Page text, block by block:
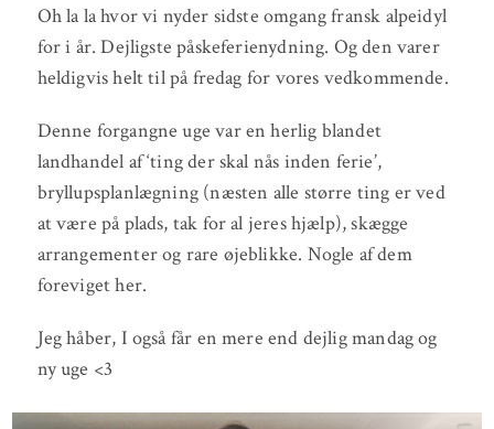
Oh la la hvor vi nyder sidste omgang fransk alpeidyl
for i år. Dejligste påskeferienydning. Og den varer
heldigvis helt til på fredag for vores vedkommende.
Denne forgangne uge var en herlig blandet
landhandel af ‘ting der skal nås inden ferie’,
bryllupsplanlægning (næsten alle større ting er ved
at være på plads, tak for al jeres hjælp), skægge
arrangementer og rare øjeblikke. Nogle af dem
foreviget her.
Jeg håber, I også får en mere end dejlig mandag og
ny uge <3